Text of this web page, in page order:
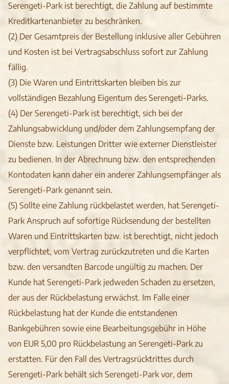
Serengeti-Park ist berechtigt, die Zahlung auf bestimmte
Kreditkartenanbieter zu beschränken.
(2) Der Gesamtpreis der Bestellung inklusive aller Gebühren
und Kosten ist bei Vertragsabschluss sofort zur Zahlung
fällig.
(3) Die Waren und Eintrittskarten bleiben bis zur
vollständigen Bezahlung Eigentum des Serengeti-Parks.
(4) Der Serengeti-Park ist berechtigt, sich bei der
Zahlungsabwicklung und/oder dem Zahlungsempfang der
Dienste bzw. Leistungen Dritter wie externer Dienstleister
zu bedienen. In der Abrechnung bzw. den entsprechenden
Kontodaten kann daher ein anderer Zahlungsempfänger als
Serengeti-Park genannt sein.
(5) Sollte eine Zahlung rückbelastet werden, hat Serengeti-
Park Anspruch auf sofortige Rücksendung der bestellten
Waren und Eintrittskarten bzw. ist berechtigt, nicht jedoch
verpflichtet, vom Vertrag zurückzutreten und die Karten
bzw. den versandten Barcode ungültig zu machen. Der
Kunde hat Serengeti-Park jedweden Schaden zu ersetzen,
der aus der Rückbelastung erwächst. Im Falle einer
Rückbelastung hat der Kunde die entstandenen
Bankgebühren sowie eine Bearbeitungsgebühr in Höhe
von EUR 5,00 pro Rückbelastung an Serengeti-Park zu
erstatten. Für den Fall des Vertragsrücktrittes durch
Serengeti-Park behält sich Serengeti-Park vor, dem